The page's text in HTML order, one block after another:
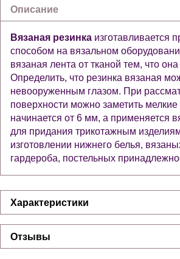
Описание
Вязаная резинка
способом на вязальном
вязаная лента от тканой тем, что
Определить, что резинка вязаная
невооруженным глазом. При
поверхности можно заметить
начинается от 6 мм, а применяется
для придания трикотажным
изготовлении нижнего белья,
гардероба, постельных
Характеристики
Отзывы